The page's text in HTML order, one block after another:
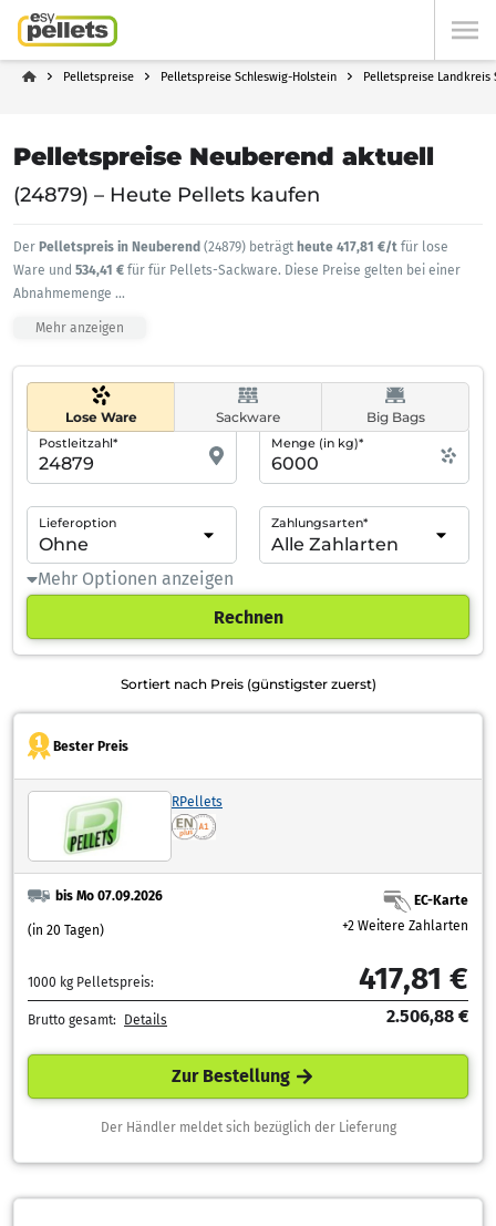
Pelletspreise Pelletspreise Schleswig-Holstein Pelletspreise Landkreis
Pelletspreise Neuberend aktuell
(24879) – Heute Pellets kaufen
Der Pelletspreis in Neuberend (24879) beträgt heute 417,81 €/t für lose
Ware und 534,41 € für für Pellets-Sackware. Diese Preise gelten bei einer
Abnahmemenge ...
Mehr anzeigen
Lose Ware Sackware Big Bags
Postleitzahl* Menge (in kg)*
Lieferoption Zahlungsarten*
Mehr Optionen anzeigen
Rechnen
Sortiert nach Preis (günstigster zuerst)
Bester Preis
RPellets
bis Mo 07.09.2026
(in 20 Tagen)
EC-Karte
+2 Weitere Zahlarten
1000 kg Pelletspreis: 417,81 €
Brutto gesamt: Details 2.506,88 €
Zur Bestellung
Der Händler meldet sich bezüglich der Lieferung